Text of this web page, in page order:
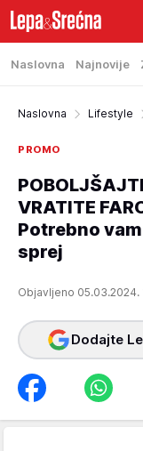
Naslovna Najnovije
Naslovna Lifestyle
PROMO
VRATITE
Potrebno
sprej
Objavljeno 05.03.2024.
Dodajte